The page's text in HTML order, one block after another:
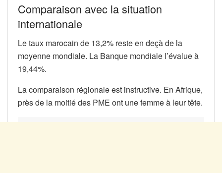
Comparaison avec la situation
internationale
Le taux marocain de 13,2% reste en deçà de la
moyenne mondiale. La Banque mondiale l’évalue à
19,44%.
La comparaison régionale est instructive. En Afrique,
près de la moitié des PME ont une femme à leur tête.